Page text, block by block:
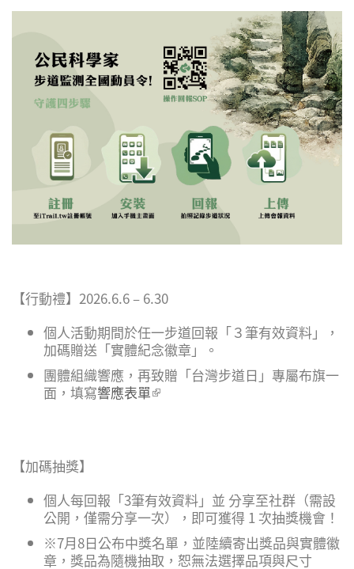
【行動禮】2026.6.6 – 6.30
個人活動期間於任一步道回報「３筆有效資料」，
加碼贈送「實體紀念徽章」。
團體組織響應，再致贈「台灣步道日」專屬布旗一
面，填寫響應表單(link is external)
【加碼抽獎】
個人每回報「3筆有效資料」並 分享至社群（需設
公開，僅需分享一次），即可獲得 1 次抽獎機會！
※7月8日公布中獎名單，並陸續寄出獎品與實體徽
章，獎品為隨機抽取，恕無法選擇品項與尺寸